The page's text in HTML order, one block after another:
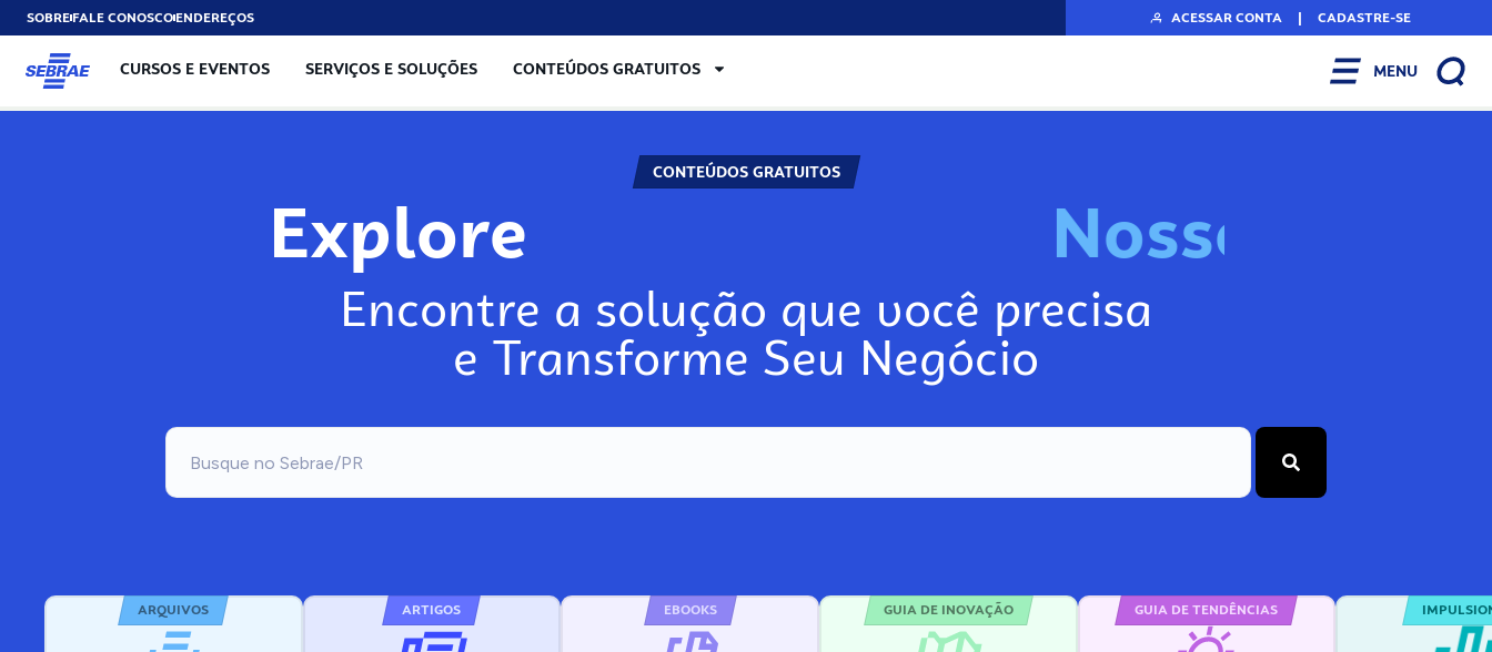
SOBREFALE CONOSCOENDEREÇOS ACESSAR CONTA | CADASTRE-SE
CURSOS E EVENTOS SERVIÇOS E SOLUÇÕES CONTEÚDOS GRATUITOS MENU
CONTEÚDOS GRATUITOS
Explore Nos
Encontre a solução que você precisa
e Transforme Seu Negócio
ARQUIVOS ARTIGOS EBOOKS GUIA DE INOVAÇÃO GUIA DE TENDÊNCIAS